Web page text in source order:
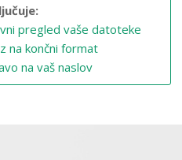
pregled vaše datoteke
na končni format
na vaš naslov